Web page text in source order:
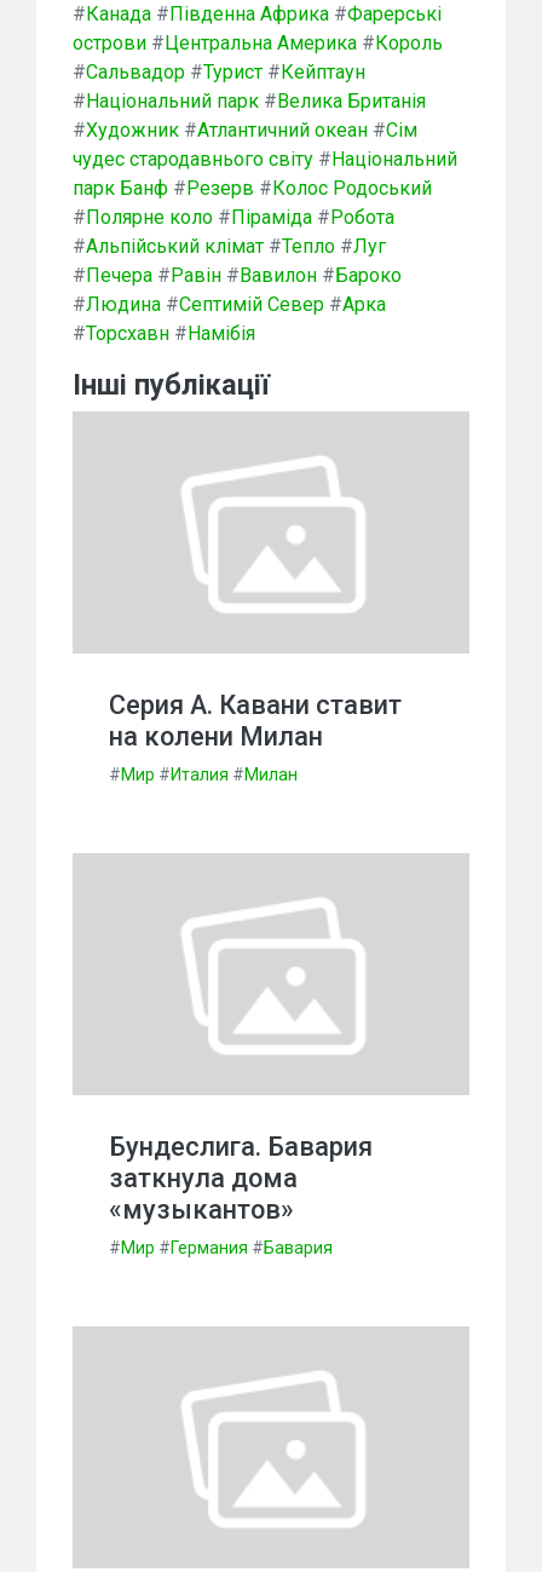
#Канада #Південна Африка #Фарерські
острови #Центральна Америка #Король
#Сальвадор #Турист #Кейптаун
#Національний парк #Велика Британія
#Художник #Атлантичний океан #Сім
чудес стародавнього світу #Національний
парк Банф #Резерв #Колос Родоський
#Полярне коло #Піраміда #Робота
#Альпійський клімат #Тепло #Луг
#Печера #Равін #Вавилон #Бароко
#Людина #Септимій Север #Арка
#Торсхавн #Намібія
Інші публікації
Серия А. Кавани ставит
на колени Милан
#Мир #Италия #Милан
Бундеслига. Бавария
заткнула дома
«музыкантов»
#Мир #Германия #Бавария